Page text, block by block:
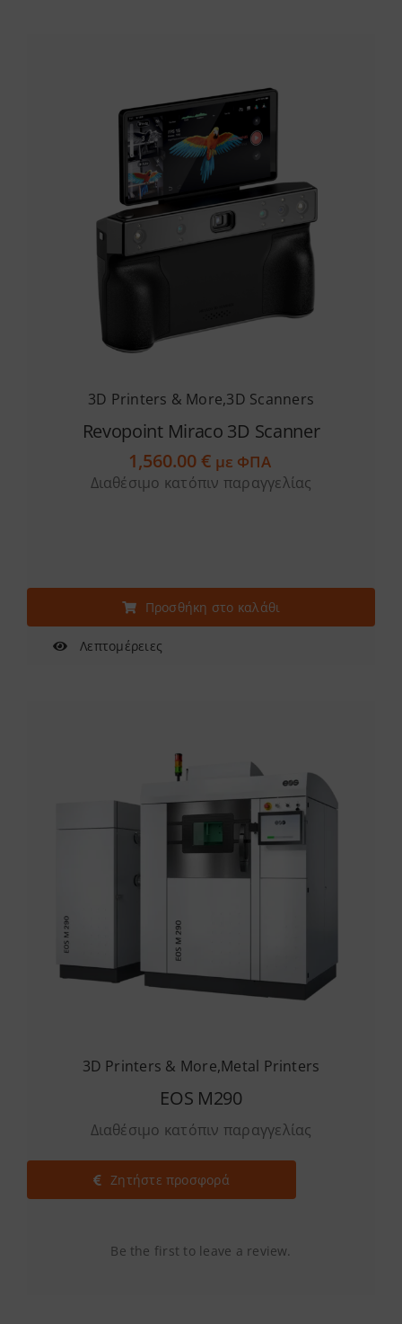
3D Printers & More,3D Scanners
Revopoint Miraco 3D Scanner
1,560.00€ με ΦΠΑ
Διαθέσιμο κατόπιν παραγγελίας
Προσθήκη στο καλάθι
Λεπτομέρειες
3D Printers & More,Metal Printers
EOS M290
Διαθέσιμο κατόπιν παραγγελίας
Ζητήστε προσφορά
Be the first to leave a review.